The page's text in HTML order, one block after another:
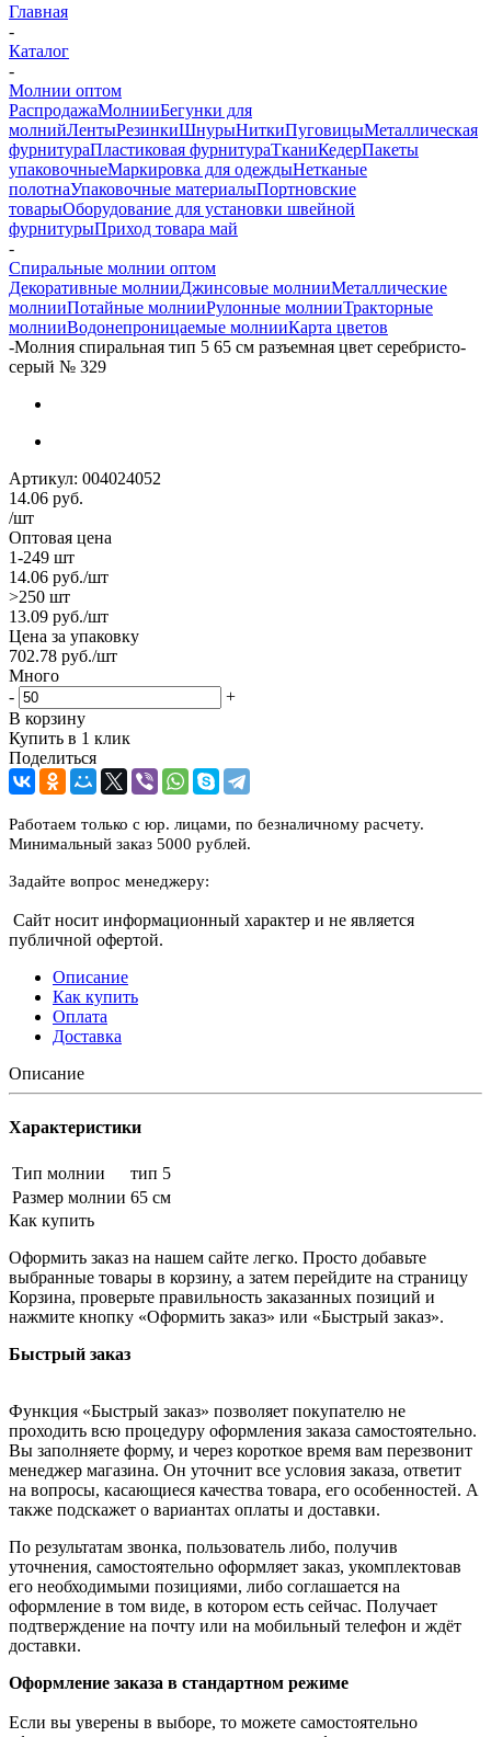
Главная
-
Каталог
-
Молнии оптом
РаспродажаМолнииБегунки для
молнийЛентыРезинкиШнурыНиткиПуговицыМеталлическая
фурнитураПластиковая фурнитураТканиКедерПакеты
упаковочныеМаркировка для одеждыНетканые
полотнаУпаковочные материалыПортновские
товарыОборудование для установки швейной
фурнитурыПриход товара май
-
Спиральные молнии оптом
Декоративные молнииДжинсовые молнииМеталлические
молнииПотайные молнииРулонные молнииТракторные
молнииВодонепроницаемые молнииКарта цветов
-Молния спиральная тип 5 65 см разъемная цвет серебристо-
серый № 329
Артикул: 004024052
14.06 руб.
/шт
Оптовая цена
1-249 шт
14.06 руб./шт
>250 шт
13.09 руб./шт
Цена за упаковку
702.78 руб./шт
Много
-
+
В корзину
Купить в 1 клик
Поделиться
Работаем только с юр. лицами, по безналичному расчету.
Минимальный заказ 5000 рублей.
Задайте вопрос менеджеру:
Сайт носит информационный характер и не является
публичной офертой.
Описание
Как купить
Оплата
Доставка
Описание
Характеристики
Тип молнии
тип 5
Размер молнии 65 см
Как купить
Оформить заказ на нашем сайте легко. Просто добавьте
выбранные товары в корзину, а затем перейдите на страницу
Корзина, проверьте правильность заказанных позиций и
нажмите кнопку «Оформить заказ» или «Быстрый заказ».
Быстрый заказ
Функция «Быстрый заказ» позволяет покупателю не
проходить всю процедуру оформления заказа самостоятельно.
Вы заполняете форму, и через короткое время вам перезвонит
менеджер магазина. Он уточнит все условия заказа, ответит
на вопросы, касающиеся качества товара, его особенностей. А
также подскажет о вариантах оплаты и доставки.
По результатам звонка, пользователь либо, получив
уточнения, самостоятельно оформляет заказ, укомплектовав
его необходимыми позициями, либо соглашается на
оформление в том виде, в котором есть сейчас. Получает
подтверждение на почту или на мобильный телефон и ждёт
доставки.
Оформление заказа в стандартном режиме
Если вы уверены в выборе, то можете самостоятельно